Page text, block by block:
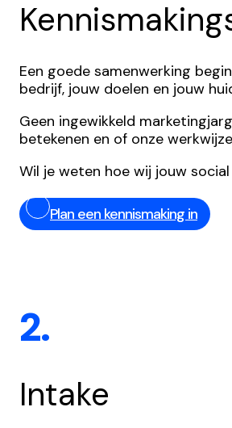
Een goede samenwerking
bedrijf, jouw doelen en jouw
Geen ingewikkeld
betekenen en of onze
Wil je weten hoe wij jouw
Plan een kennismaking in
2.
Intake